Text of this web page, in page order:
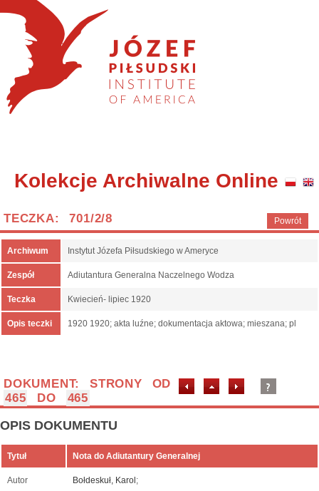
Kolekcje Archiwalne Online
Powrót
TECZKA: 701/2/8
Archiwum Instytut Józefa Piłsudskiego w Ameryce
Zespół Adiutantura Generalna Naczelnego Wodza
Teczka Kwiecień- lipiec 1920
Opis teczki 1920 1920; akta luźne; dokumentacja aktowa; mieszana; pl
DOKUMENT: STRONY OD
465
DO 465
OPIS DOKUMENTU
Tytuł Nota do Adiutantury Generalnej
Autor Bołdeskuł, Karol ;